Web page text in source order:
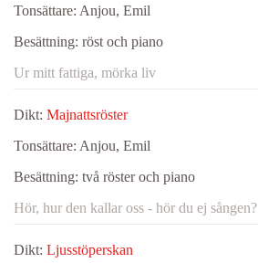
Tonsättare: Anjou, Emil
Besättning: röst och piano
Ur mitt fattiga, mörka liv
Dikt: Majnattsröster
Tonsättare: Anjou, Emil
Besättning: två röster och piano
Hör, hur den kallar oss - hör du ej sången?
Dikt: Ljusstöperskan